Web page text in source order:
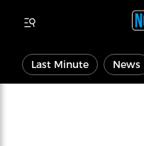
Last Minute News